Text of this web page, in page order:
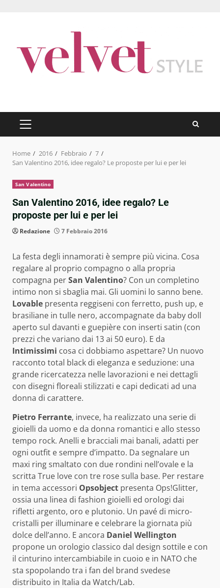
PRIMARY
MENU
Home 2016 Febbraio
7
San Valentino 2016, idee regalo? Le proposte per lui e per lei
San Valentino
San Valentino 2016, idee regalo? Le
proposte per lui e per lei
Redazione 7 Febbraio 2016
La festa degli innamorati è sempre più vicina. Cosa
regalare al proprio compagno o alla propria
compagna perSan Valentino? Con un completino
intimo non si sbaglia mai. Gli uomini lo sanno bene.
Lovable presenta reggiseni con ferretto, push up, e
brasiliane in tulle nero, accompagnate da baby doll
aperto sul davanti e guepière con inserti satin (con
prezzi che variano dai 13 ai 50 euro). E da
Intimissimi cosa ci dobbiamo aspettare? Un nuovo
racconto total black di eleganza e seduzione: una
grande ricercatezza nelle lavorazioni e nei dettagli
con disegni floreali stilizzati e capi dedicati ad una
donna di carattere.
Pietro Ferrante, invece, ha realizzato una serie di
gioielli da uomo e da donna romantici e allo stesso
tempo rock. Anelli e bracciali mai banali, adatti per
ogni outfit e sempre d’impatto. Da segnalare un
maxi ring smaltato con due rondini nell’ovale e la
scritta True love con tre rose sulla base. Per restare
in tema accessori Opsobject presenta Ops!Glitter,
ossia una linea di fashion gioielli ed orologi dai
rifletti argento, oro e plutonio. Un pavé di micro-
cristalli per illuminare e celebrare la giornata più
dolce dell’anno. E ancora Daniel Wellington
propone un orologio classico dal design sottile e con
il cinturino intercambiabile in cuoio e in NATO che
sta spopolando tra i fan del brand svedese
distribuito in Italia da Watch/Lab.